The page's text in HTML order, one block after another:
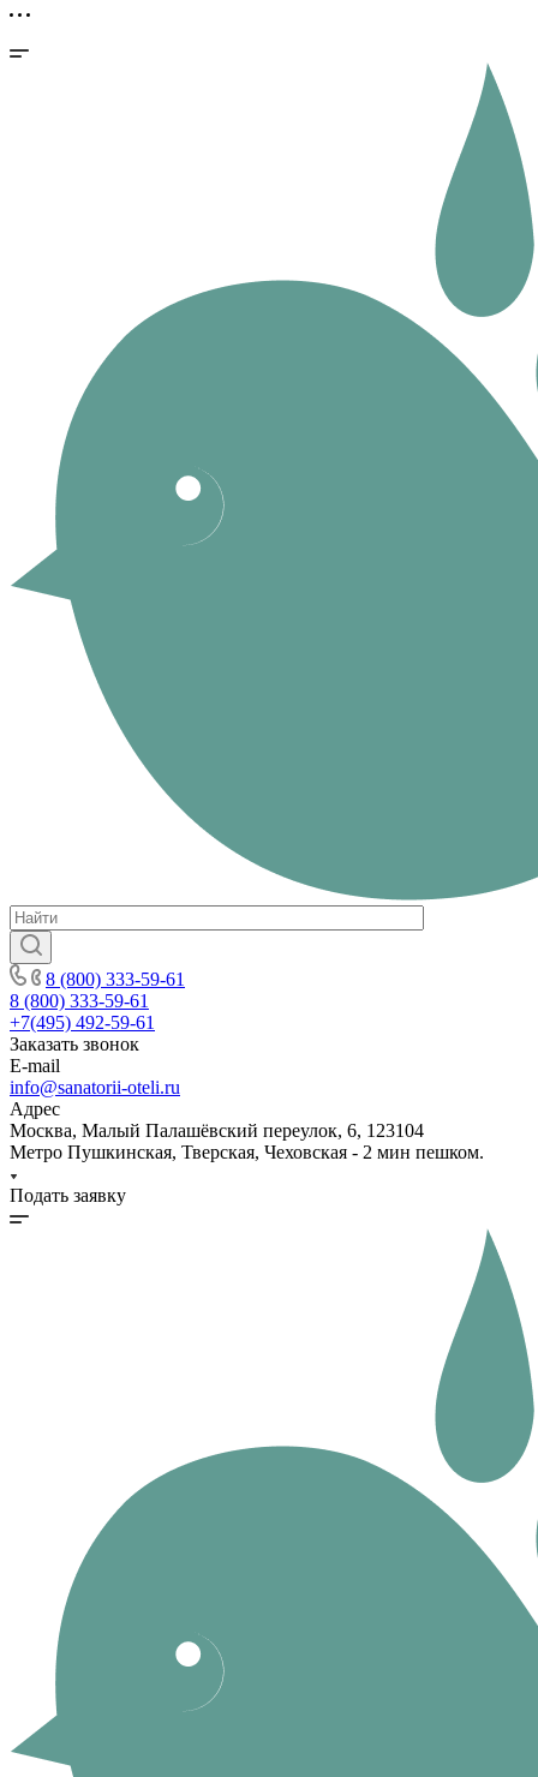
8 (800) 333-59-61
8 (800) 333-59-61
+7(495) 492-59-61
Заказать звонок
E-mail
info@sanatorii-oteli.ru
Адрес
Москва, Малый Палашёвский переулок, 6, 123104
Метро Пушкинская, Тверская, Чеховская - 2 мин пешком.
Подать заявку